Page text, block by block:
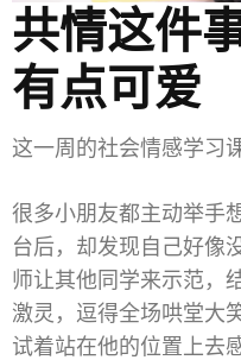
共情这件
有点可爱
这一周的社会情感学习
很多小朋友都主动举手
台后，却发现自己好像
师让其他同学来示范，
激灵，逗得全场哄堂大
试着站在他的位置上去